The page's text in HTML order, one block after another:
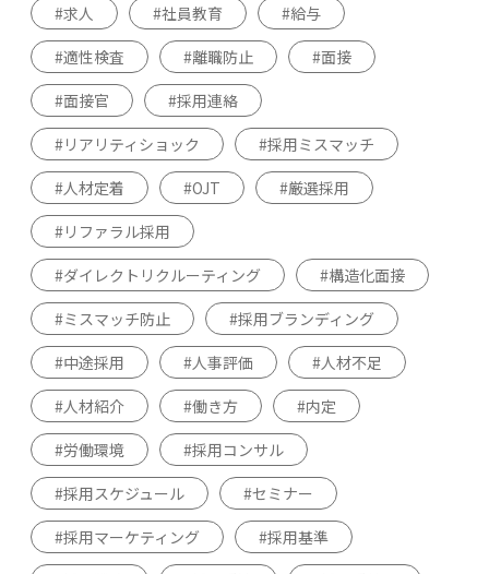
求人
社員教育
給与
適性検査
離職防止
面接
面接官
採用連絡
リアリティショック
採用ミスマッチ
人材定着
OJT
厳選採用
リファラル採用
ダイレクトリクルーティング
構造化面接
ミスマッチ防止
採用ブランディング
中途採用
人事評価
人材不足
人材紹介
働き方
内定
労働環境
採用コンサル
採用スケジュール
セミナー
採用マーケティング
採用基準